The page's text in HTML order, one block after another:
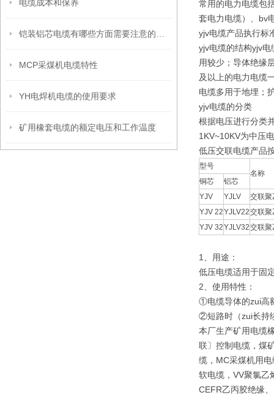
电缆成本和保养
MCP采煤机电缆特性
YH电焊机电缆的使用要求
矿用橡套电缆的额定电压和工作温度
常用的电力电缆包
套电力电缆）、bv
yjv电缆产品执行标
yjv电缆的结构yjv
用较少；导体绝缘
及以上的电力电缆
电缆多用于地埋；
yjv电缆的分类
根据电压进行分类
1KV~10KV为中压
低压交联电缆产品
型号
名称
铜芯
铝芯
YJV
YJLV
交联聚
YJV 22YJLV22交联聚
YJV 32YJLV32交联聚
1、用途：
低压电缆适用于固
2、使用特性：
①电缆导体的zui高
②短路时（zui长持
本厂生产矿用电缆
联〕控制电缆，煤
缆，MC采煤机用
软电缆，VV聚氯乙
CEFR乙丙胶绝缘